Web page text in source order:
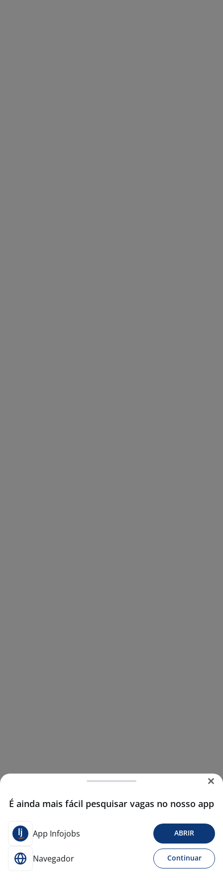
É ainda mais fácil pesquisar vagas no nosso app
App Infojobs ABRIR
Navegador Continuar